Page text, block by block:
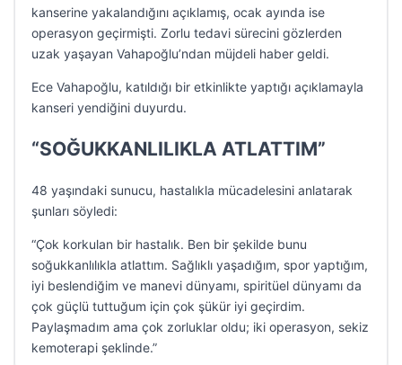
kanserine yakalandığını açıklamış, ocak ayında ise
operasyon geçirmişti. Zorlu tedavi sürecini gözlerden
uzak yaşayan Vahapoğlu’ndan müjdeli haber geldi.
Ece Vahapoğlu, katıldığı bir etkinlikte yaptığı açıklamayla
kanseri yendiğini duyurdu.
“SOĞUKKANLILIKLA ATLATTIM”
48 yaşındaki sunucu, hastalıkla mücadelesini anlatarak
şunları söyledi:
“Çok korkulan bir hastalık. Ben bir şekilde bunu
soğukkanlılıkla atlattım. Sağlıklı yaşadığım, spor yaptığım,
iyi beslendiğim ve manevi dünyamı, spiritüel dünyamı da
çok güçlü tuttuğum için çok şükür iyi geçirdim.
Paylaşmadım ama çok zorluklar oldu; iki operasyon, sekiz
kemoterapi şeklinde.”